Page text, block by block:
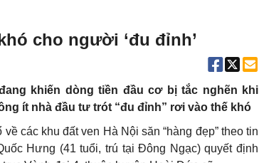
cho người ‘đu đỉnh’
khiến dòng tiền đầu cơ bị tắc nghẽn khi
ít nhà đầu tư trót “đu đỉnh” rơi vào thế khó
các khu đất ven Hà Nội săn “hàng đẹp” theo tin
Hưng (41 tuổi, trú tại Đông Ngạc) quyết định